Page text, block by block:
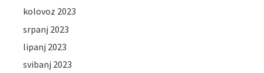
kolovoz 2023
srpanj 2023
lipanj 2023
svibanj 2023